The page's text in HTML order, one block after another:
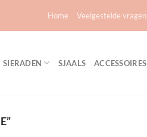
Home Veelgestelde vragen
SIERADEN SJAALS ACCESSOIRES